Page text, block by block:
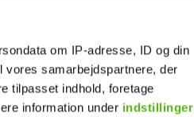
om IP-adresse, ID og din
samarbejdspartnere, der
tilpasset indhold, foretage
information under indstillinger